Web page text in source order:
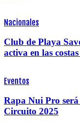
Nacionales
Club de Playa
activa en las
Eventos
Rapa Nui Pro
Circuito 2025